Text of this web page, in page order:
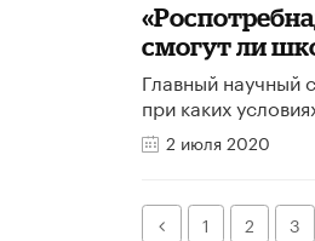
смогут ли
Главный научный
при каких
2 июля 2020
Назад1 2 3